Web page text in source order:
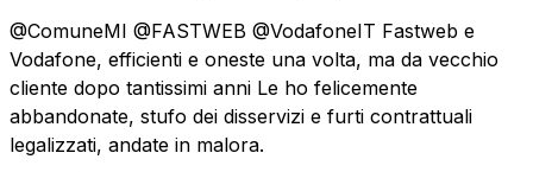
@ComuneMI @FASTWEB @VodafoneIT Fastweb e
Vodafone, efficienti e oneste una volta, ma da vecchio
cliente dopo tantissimi anni Le ho felicemente
abbandonate, stufo dei disservizi e furti contrattuali
legalizzati, andate in malora.